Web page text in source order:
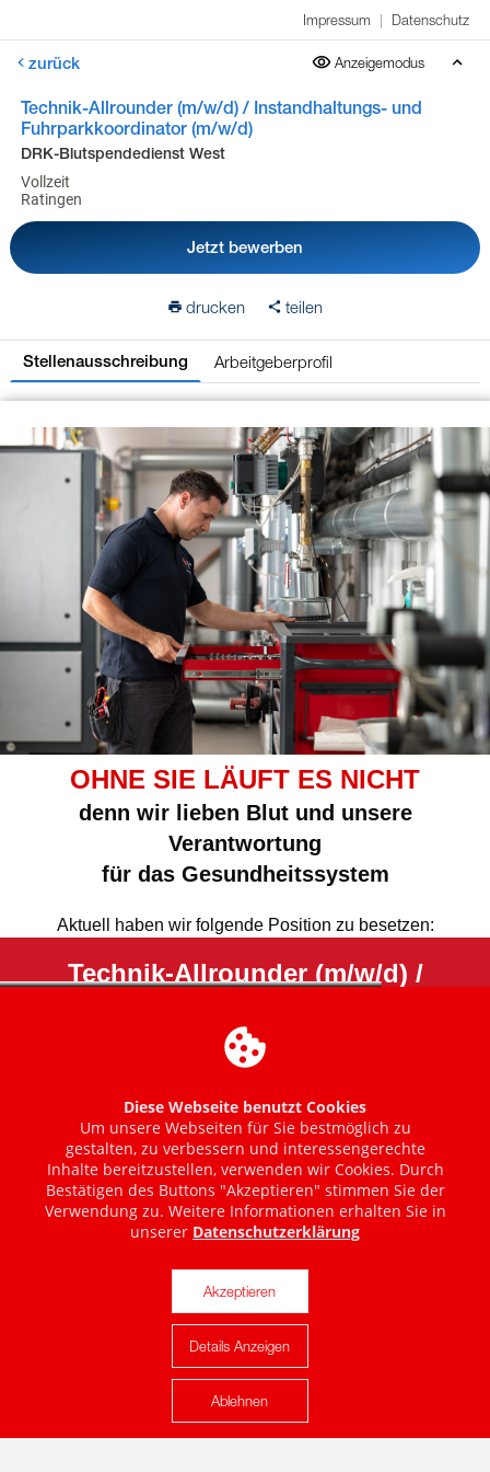
Impressum | Datenschutz
zurück Anzeigemodus
Technik-Allrounder (m/w/d) / Instandhaltungs- und
Fuhrparkkoordinator (m/w/d)
DRK-Blutspendedienst West
Vollzeit
Ratingen
Jetzt bewerben
drucken teilen
Stellenausschreibung Arbeitgeberprofil
Karte anzeigen
Diese Webseite benutzt Cookies
Um unsere Webseiten für Sie bestmöglich zu
gestalten, zu verbessern und interessengerechte
Inhalte bereitzustellen, verwenden wir Cookies. Durch
Bestätigen des Buttons "Akzeptieren" stimmen Sie der
Verwendung zu. Weitere Informationen erhalten Sie in
unserer Datenschutzerklärung
Akzeptieren
Details Anzeigen
Ablehnen